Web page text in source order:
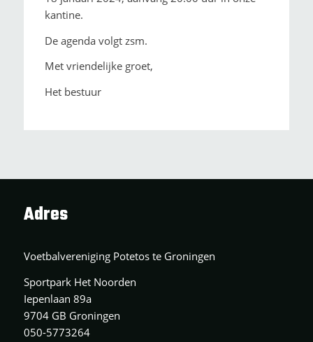
kantine.
De agenda volgt zsm.
Met vriendelijke groet,
Het bestuur
Adres
Voetbalvereniging Potetos te Groningen
Sportpark Het Noorden
Iepenlaan 89a
9704 GB Groningen
050-5773264